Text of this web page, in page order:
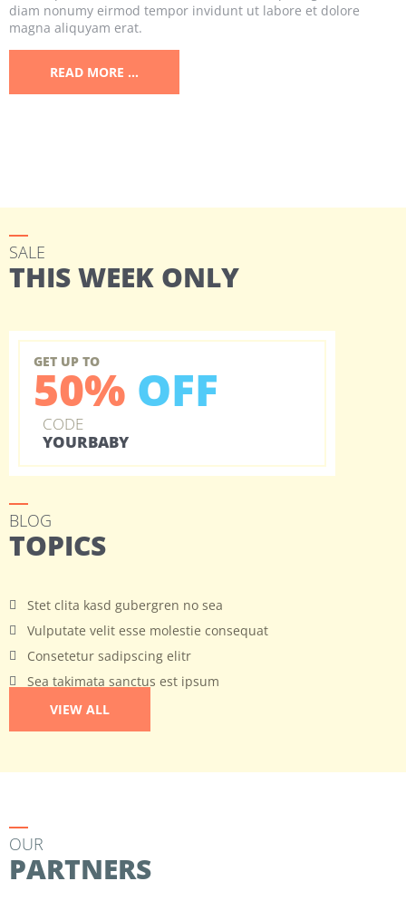
diam nonumy eirmod tempor invidunt ut labore et dolore
magna aliquyam erat.
READ MORE …
SALE
THIS WEEK ONLY
GET UP TO
50% OFF
CODE
YOURBABY
BLOG
TOPICS
Stet clita kasd gubergren no sea
Vulputate velit esse molestie consequat
Consetetur sadipscing elitr
Sea takimata sanctus est ipsum
VIEW ALL
OUR
PARTNERS